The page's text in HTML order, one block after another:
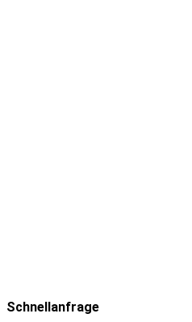
Schnellanfrage